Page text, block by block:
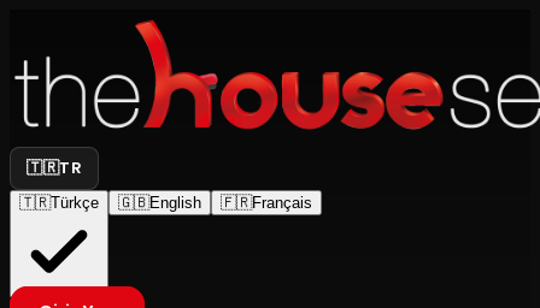
🇹🇷TR
🇹🇷Türkçe 🇬🇧English 🇫🇷Français